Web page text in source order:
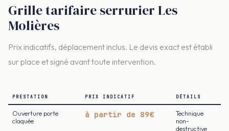
Grille tarifaire serrurier Les
Molières
Prix indicatifs, déplacement inclus. Le devis exact est établi
sur place et signé avant toute intervention.
PRESTATION PRIX INDICATIF DÉTAILS
Ouverture porte
claquée
à partir de 89€
Technique
non-
destructive